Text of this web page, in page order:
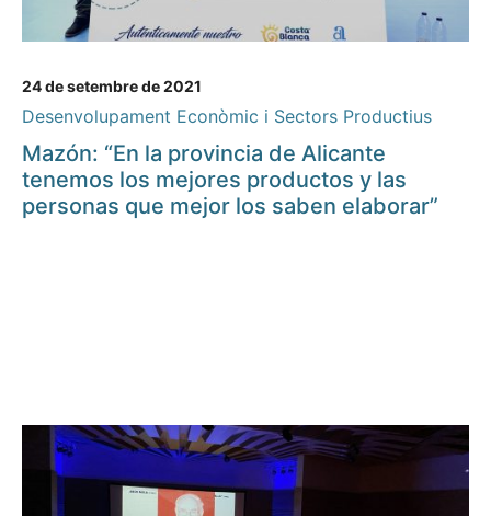
24 de setembre de 2021
Desenvolupament Econòmic i Sectors Productius
Mazón: “En la provincia de Alicante
tenemos los mejores productos y las
personas que mejor los saben elaborar”